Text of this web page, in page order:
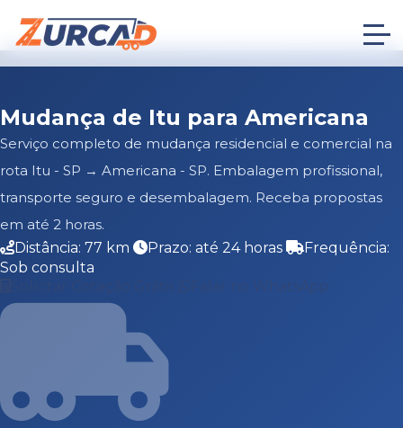
Mudança de Itu para Americana
Serviço completo de mudança residencial e comercial na
rota Itu - SP → Americana - SP. Embalagem profissional,
transporte seguro e desembalagem. Receba propostas
em até 2 horas.
Distância: 77 km
Prazo: até 24 horas
Frequência:
Sob consulta
Falar no WhatsApp